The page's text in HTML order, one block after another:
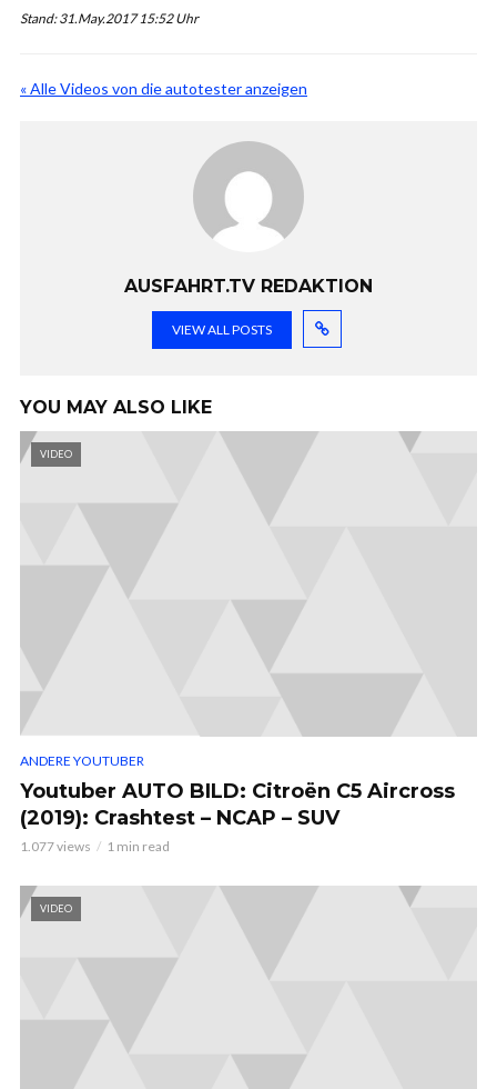
Stand: 31.May.2017 15:52 Uhr
« Alle Videos von die autotester anzeigen
AUSFAHRT.TV REDAKTION
VIEW ALL POSTS
YOU MAY ALSO LIKE
VIDEO
ANDERE YOUTUBER
Youtuber AUTO BILD: Citroën C5 Aircross
(2019): Crashtest – NCAP – SUV
1.077 views 1 min read
VIDEO